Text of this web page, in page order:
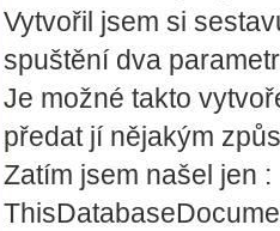
Vytvořil jsem si
spuštění dva
Je možné takto
předat jí nějakým
Zatím jsem našel jen :